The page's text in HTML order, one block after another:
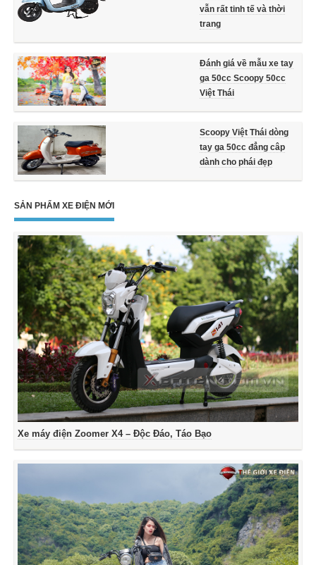
vẫn rất tinh tế và thời
trang
Đánh giá về mẫu xe tay
ga 50cc Scoopy 50cc
Việt Thái
Scoopy Việt Thái dòng
tay ga 50cc đẳng câp
dành cho phái đẹp
SẢN PHẨM XE ĐIỆN MỚI
Xe máy điện Zoomer X4 – Độc Đáo, Táo Bạo